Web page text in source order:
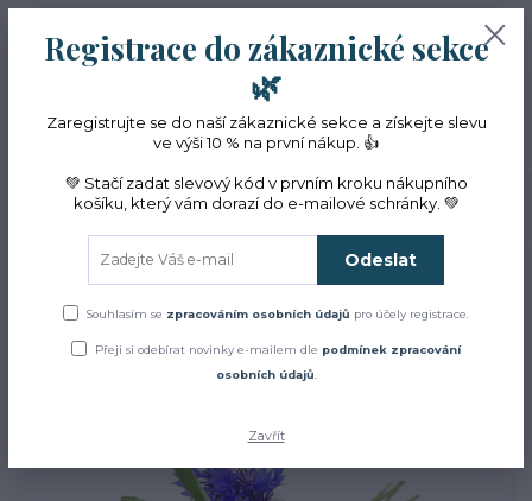
Menu
CZK
Hledat
(Po-Pá, 10-16 hod.)
0ks
0 Kč
Úvod Dárková balení Kytice bylin
Kytice bylin
Registrace do zákaznické sekce
🌿
Zaregistrujte se do naší zákaznické sekce a získejte slevu
ve výši 10 % na první nákup. 👍
💚 Stačí zadat slevový kód v prvním kroku nákupního
košíku, který vám dorazí do e-mailové schránky. 💚
Odeslat
Souhlasím se zpracováním osobních údajů pro účely registrace.
Přeji si odebírat novinky e-mailem dle podmínek zpracování
osobních údajů
Zavřít